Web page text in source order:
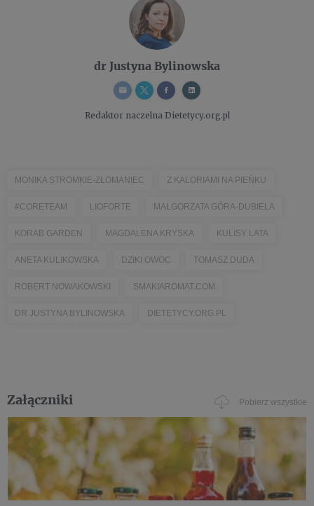
dr Justyna Bylinowska
Redaktor naczelna Dietetycy.org.pl
MONIKA STROMKIE-ZŁOMANIEC Z KALORIAMI NA PIEŃKU
#CORETEAM LIOFORTE MAŁGORZATA GÓRA-DUBIELA
KORAB GARDEN MAGDALENA KRYSKA KULISY LATA
ANETA KULIKOWSKA DZIKI OWOC TOMASZ DUDA
ROBERT NOWAKOWSKI SMAKIAROMAT.COM
DR JUSTYNA BYLINOWSKA DIETETYCY.ORG.PL
Załączniki Pobierz wszystkie